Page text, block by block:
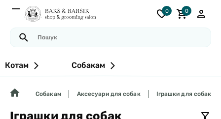
0 0
Котам Собакам
Собакам Аксесуари для собак Іграшки для собак
Іграшки для собак